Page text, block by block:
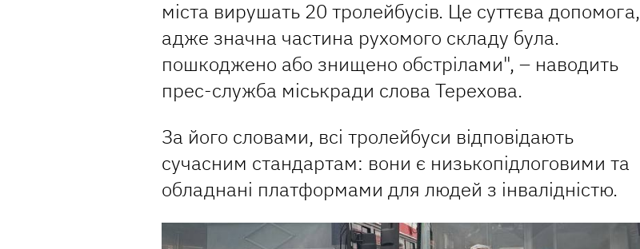
міста вирушать 20 тролейбусів. Це суттєва допомога,
адже значна частина рухомого складу була.
пошкоджено або знищено обстрілами", – наводить
прес-служба міськради слова Терехова.
За його словами, всі тролейбуси відповідають
сучасним стандартам: вони є низькопідлоговими та
обладнані платформами для людей з інвалідністю.